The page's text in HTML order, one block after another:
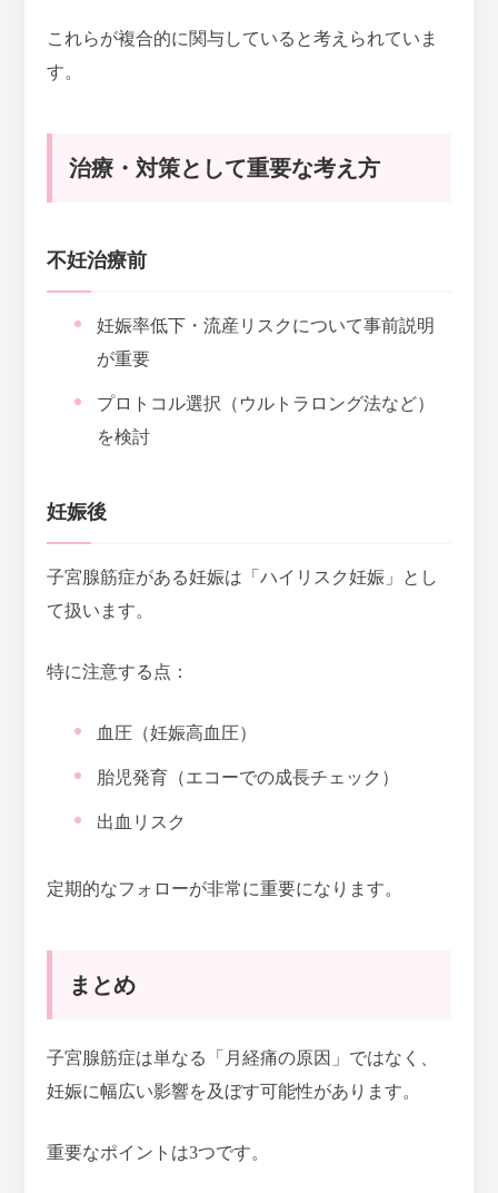
これらが複合的に関与していると考えられていま
す。
治療・対策として重要な考え方
不妊治療前
妊娠率低下・流産リスクについて事前説明
が重要
プロトコル選択（ウルトラロング法など）
を検討
妊娠後
子宮腺筋症がある妊娠は「ハイリスク妊娠」とし
て扱います。
特に注意する点：
血圧（妊娠高血圧）
胎児発育（エコーでの成長チェック）
出血リスク
定期的なフォローが非常に重要になります。
まとめ
子宮腺筋症は単なる「月経痛の原因」ではなく、
妊娠に幅広い影響を及ぼす可能性があります。
重要なポイントは3つです。